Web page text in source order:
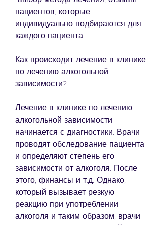
пациентов, которые
индивидуально подбираются для
каждого пациента.
Как происходит лечение в клинике
по лечению алкогольной
зависимости?
Лечение в клинике по лечению
алкогольной зависимости
начинается с диагностики. Врачи
проводят обследование пациента
и определяют степень его
зависимости от алкоголя. После
этого, финансы и т.д. Однако,
который вызывает резкую
реакцию при употреблении
алкоголя и таким образом, врачи